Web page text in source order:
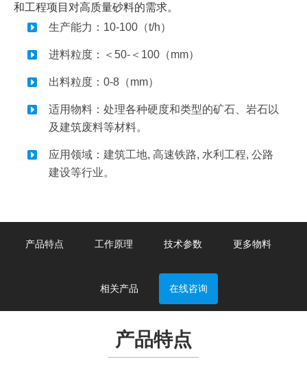
和工程项目对高质量砂料的需求。
生产能力：10-100（t/h）
进料粒度：＜50-＜100（mm）
出料粒度：0-8（mm）
适用物料：处理各种硬度和类型的矿石、岩石以
及建筑废料等材料。
应用领域：建筑工地, 高速铁路, 水利工程, 公路
建设等行业。
产品特点 工作原理 技术参数 更多物料
相关产品 在线咨询
产品特点